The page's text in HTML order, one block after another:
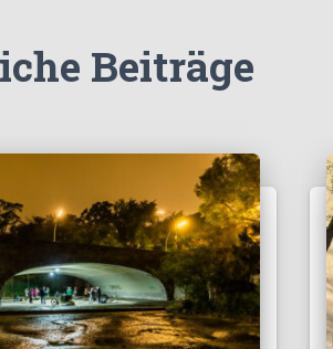
Beiträge